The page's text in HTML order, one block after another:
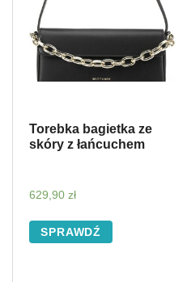
Torebka bagietka ze
skóry z łańcuchem
629,90 zł
SPRAWDŹ